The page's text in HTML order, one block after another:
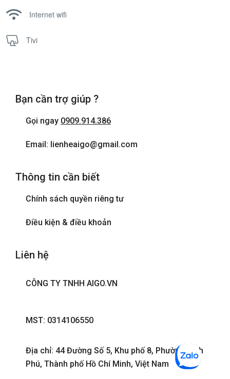
Internet wifi
Tivi
Bạn cần trợ giúp ?
Gọi ngay 0909.914.386
Email: lienheaigo@gmail.com
Thông tin cần biết
Chính sách quyền riêng tư
Điều kiện & điều khoản
Liên hệ
CÔNG TY TNHH AIGO.VN
MST: 0314106550
Địa chỉ: 44 Đường Số 5, Khu phố 8, Phường Bình
Phú, Thành phố Hồ Chí Minh, Việt Nam